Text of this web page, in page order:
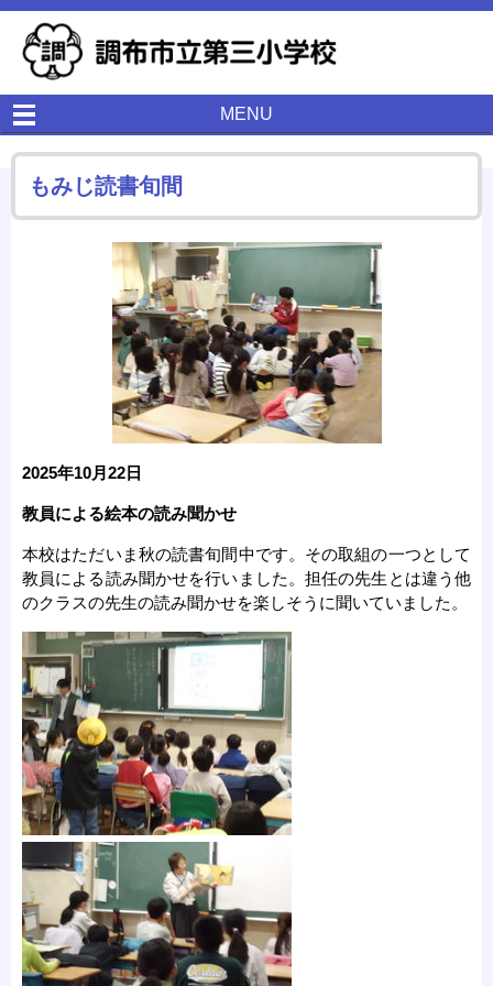
MENU
もみじ読書旬間
2025年10月22日
教員による絵本の読み聞かせ
本校はただいま秋の読書旬間中です。その取組の一つとして
教員による読み聞かせを行いました。担任の先生とは違う他
のクラスの先生の読み聞かせを楽しそうに聞いていました。